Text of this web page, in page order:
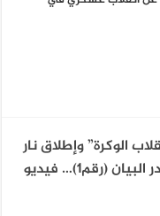
الوكرة” وإطلاق نار
(رقم1)… فيديو